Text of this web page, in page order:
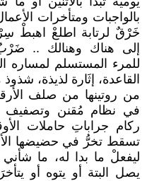
بالواجبات ومتأخرات
خَرْقٌ لرتابة اطلعْ اهبطْ
إلى هناك وهنالك .. ضَرْبٌ
للمرء المستسلم لمساره
القاعدة، إثَارة لذيذة،
من روتينها من صلف
في نظام مُقنن
ركام جراباتِ حاملات
تسقط تخرُّ في حضيضها
ليفعلْ ما بدا له، ما
يصل البتة أو يتوه أو